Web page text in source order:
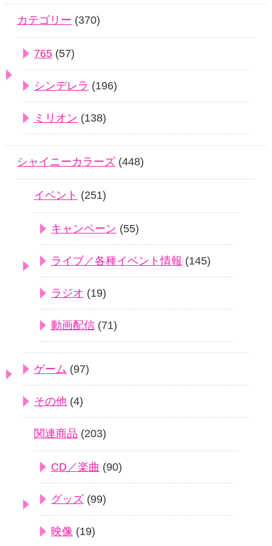
カテゴリー (370)
765 (57)
シンデレラ (196)
ミリオン (138)
シャイニーカラーズ (448)
イベント (251)
キャンペーン (55)
ライブ／各種イベント情報 (145)
ラジオ (19)
動画配信 (71)
ゲーム (97)
その他 (4)
関連商品 (203)
CD／楽曲 (90)
グッズ (99)
映像 (19)